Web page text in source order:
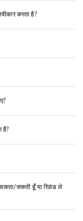
करता है?
है?
सकती हूँ या रिफ़ंड ले